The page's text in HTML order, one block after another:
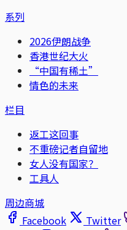
系列
2026伊朗战争
香港世纪大火
“中国有稀土”
情色的未来
栏目
返工这回事
不重磅记者自留地
女人没有国家？
工具人
周边商城
Facebook
Twitter